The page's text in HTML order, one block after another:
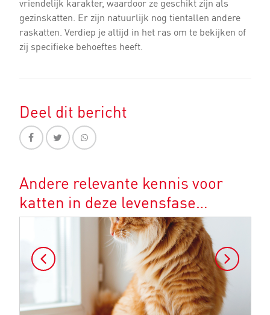
vriendelijk karakter, waardoor ze geschikt zijn als
gezinskatten. Er zijn natuurlijk nog tientallen andere
raskatten. Verdiep je altijd in het ras om te bekijken of
zij specifieke behoeftes heeft.
Deel dit bericht
Andere relevante kennis voor
katten in deze levensfase…